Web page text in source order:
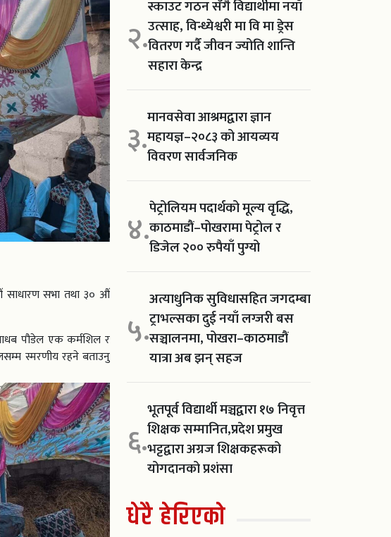
साधारण सभा तथा ३० औं
पौडेल एक कर्मशिल र
स्मरणीय रहने बताउनु
२.
स्काउट गठन सँगै विद्यार्थीमा नयाँ
उत्साह, विन्ध्येश्वरी मा वि मा ड्रेस
वितरण गर्दै जीवन ज्योति शान्ति
सहारा केन्द्र
३.मानवसेवा आश्रमद्वारा ज्ञान
महायज्ञ–२०८३ को आयव्यय
विवरण सार्वजनिक
४.पेट्रोलियम पदार्थको मूल्य वृद्धि,
काठमाडौं–पोखरामा पेट्रोल र
डिजेल २०० रुपैयाँ पुग्यो
५.
अत्याधुनिक सुविधासहित जगदम्बा
ट्राभल्सका दुई नयाँ लग्जरी बस
सञ्चालनमा, पोखरा–काठमाडौं
यात्रा अब झन् सहज
६.
भूतपूर्व विद्यार्थी मञ्चद्वारा १७ निवृत्त
शिक्षक सम्मानित,प्रदेश प्रमुख
भट्टद्वारा अग्रज शिक्षकहरूको
योगदानको प्रशंसा
धेरै हेरिएको